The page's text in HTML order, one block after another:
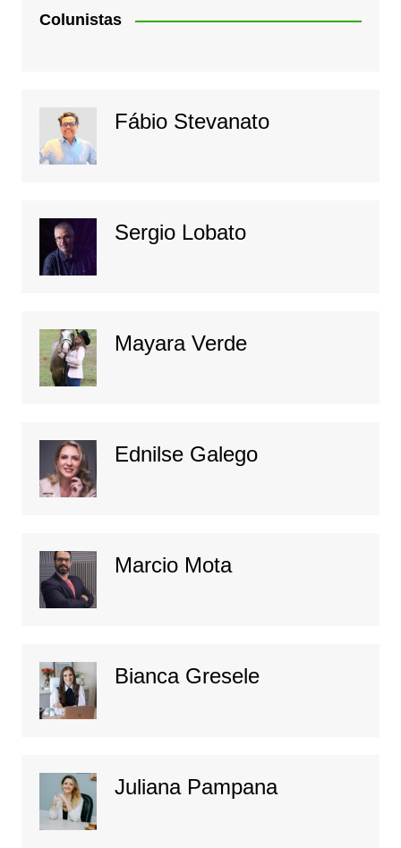
Colunistas
Fábio Stevanato
Sergio Lobato
Mayara Verde
Ednilse Galego
Marcio Mota
Bianca Gresele
Juliana Pampana